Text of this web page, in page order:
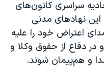
سراسری کانون‌های
نهادهای مدنی
اعتراض خود را علیه
در دفاع از حقوق وکلا و
و هم‌پیمان شوند.